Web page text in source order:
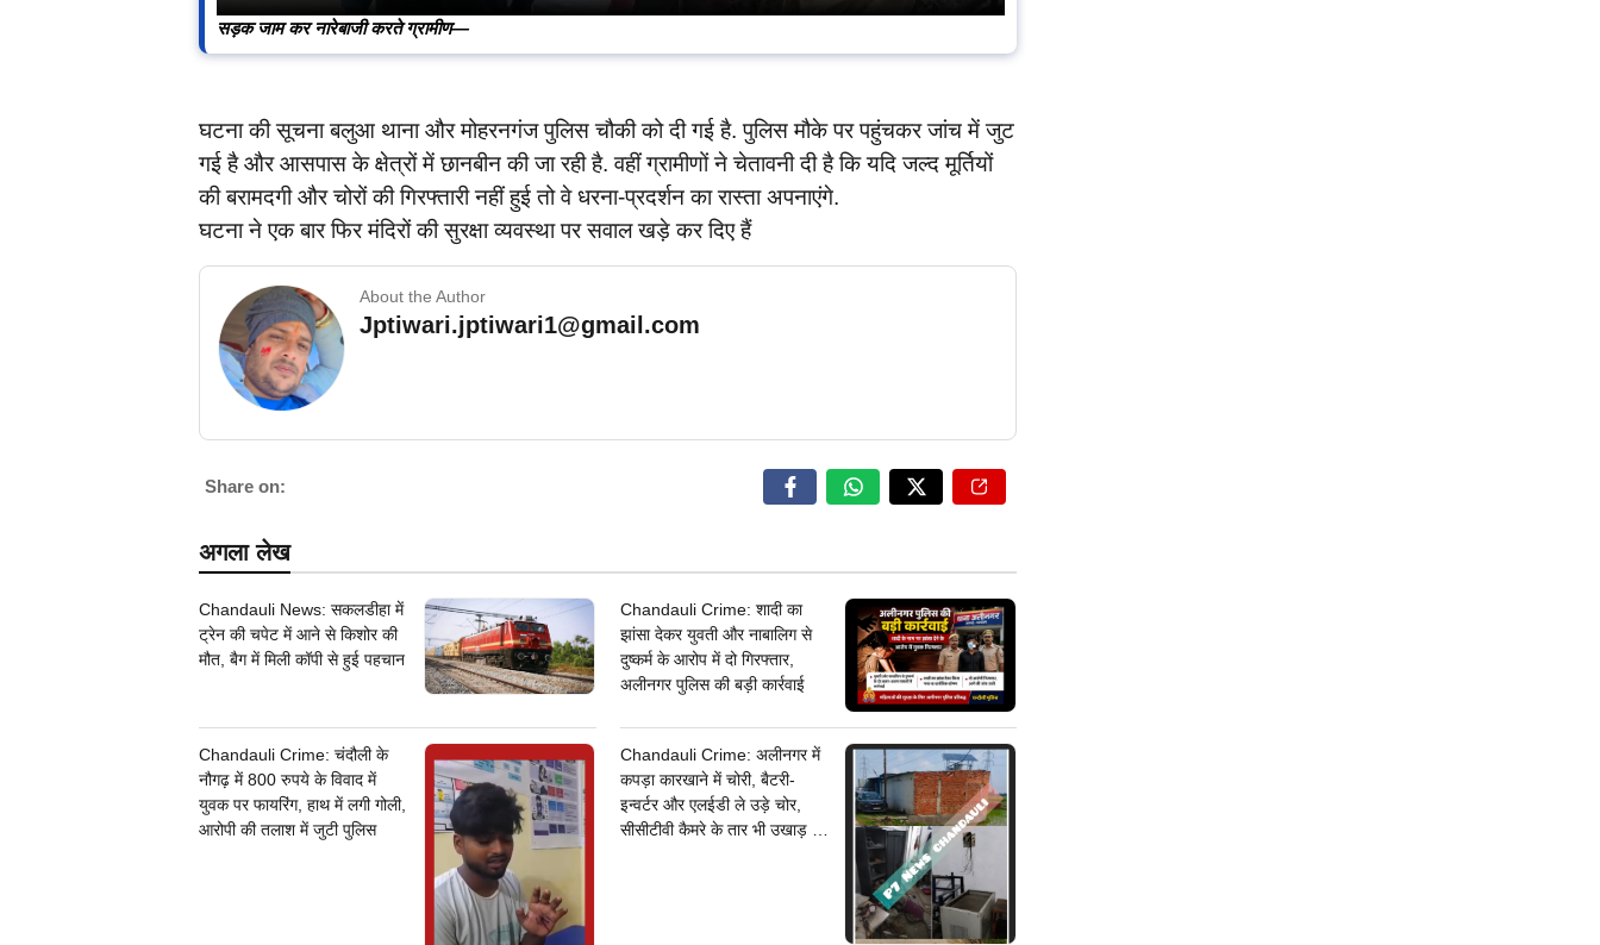
सड़क जाम कर नारेबाजी करते ग्रामीण—
घटना की सूचना बलुआ थाना और मोहरनगंज पुलिस चौकी को दी गई है. पुलिस मौके पर पहुंचकर जांच में जुट
गई है और आसपास के क्षेत्रों में छानबीन की जा रही है. वहीं ग्रामीणों ने चेतावनी दी है कि यदि जल्द मूर्तियों
की बरामदगी और चोरों की गिरफ्तारी नहीं हुई तो वे धरना-प्रदर्शन का रास्ता अपनाएंगे.
घटना ने एक बार फिर मंदिरों की सुरक्षा व्यवस्था पर सवाल खड़े कर दिए हैं
About the Author
Jptiwari.jptiwari1@gmail.com
Share on:
अगला लेख
Chandauli News: सकलडीहा में
ट्रेन की चपेट में आने से किशोर की
मौत, बैग में मिली कॉपी से हुई पहचान
Chandauli Crime: शादी का
झांसा देकर युवती और नाबालिग से
दुष्कर्म के आरोप में दो गिरफ्तार,
अलीनगर पुलिस की बड़ी कार्रवाई
Chandauli Crime: चंदौली के
नौगढ़ में 800 रुपये के विवाद में
युवक पर फायरिंग, हाथ में लगी गोली,
आरोपी की तलाश में जुटी पुलिस
Chandauli Crime: अलीनगर में
कपड़ा कारखाने में चोरी, बैटरी-
इन्वर्टर और एलईडी ले उड़े चोर,
सीसीटीवी कैमरे के तार भी उखाड़ ले